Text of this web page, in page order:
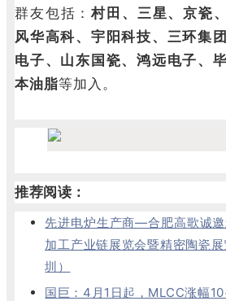
群友包括：村田、三星、京瓷、
风华高科、宇阳科技、三环集
电子、山东国瓷、鸿远电子、
本油脂等加入。
推荐阅读：
先进电炉生产商—合肥高歌诚
加工产业链展览会暨精密陶瓷
圳）
国巨：4月1日起，MLCC涨幅